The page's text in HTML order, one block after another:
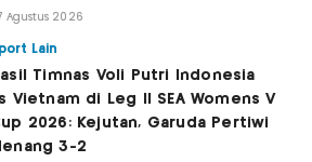
Agustus 2026
Lain
Timnas Voli Putri Indonesia
Vietnam di Leg II SEA Womens V
2026: Kejutan, Garuda Pertiwi
3-2